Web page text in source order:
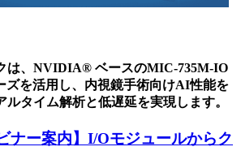
は、NVIDIA® ベースのMIC-735M-IO
ズを活用し、内視鏡手術向けAI性能を
ルタイム解析と低遅延を実現します。
ナー案内】I/Oモジュールからク